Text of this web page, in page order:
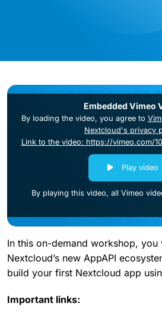
Embedded Vimeo
By loading the video, you agree to
Nextcloud's privacy
Link to the video: https://vimeo.com/
Play video
By playing this video, all Vimeo
In this on-demand workshop,
Nextcloud’s new AppAPI
build your first Nextcloud app
Important links: